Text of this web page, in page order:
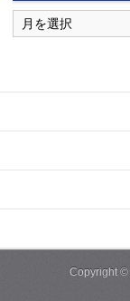
ア
ー
カ
Copyright ©